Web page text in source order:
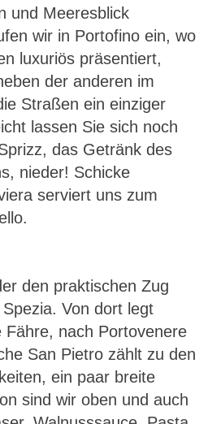
und Meeresblick
wir in Portofino ein, wo
luxuriös präsentiert,
der anderen im
Straßen ein einziger
lassen Sie sich noch
das Getränk des
nieder! Schicke
serviert uns zum
den praktischen Zug
Von dort legt
Fähre, nach Portovenere
San Pietro zählt zu den
ein paar breite
sind wir oben und auch